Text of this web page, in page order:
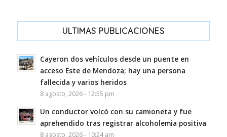
ULTIMAS PUBLICACIONES
Cayeron dos vehículos desde un puente en
acceso Este de Mendoza; hay una persona
fallecida y varios heridos
8 agosto, 2026 - 12:55 pm
Un conductor volcó con su camioneta y fue
aprehendido tras registrar alcoholemia positiva
8 agosto, 2026 - 10:24 am